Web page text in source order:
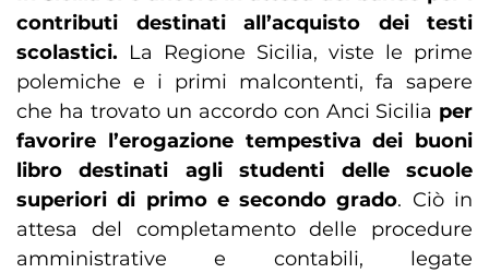
contributi destinati all’acquisto dei testi
scolastici. La Regione Sicilia, viste le prime
polemiche e i primi malcontenti, fa sapere
che ha trovato un accordo con Anci Sicilia per
favorire l’erogazione tempestiva dei buoni
libro destinati agli studenti delle scuole
superiori di primo e secondo grado. Ciò in
attesa del completamento delle procedure
amministrative e contabili, legate